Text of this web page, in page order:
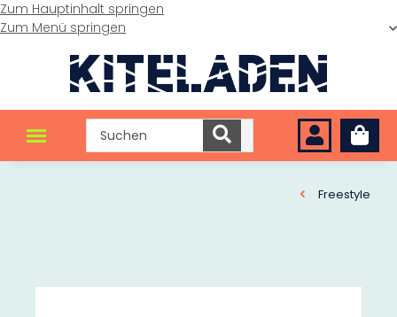
Zum Hauptinhalt springen
Zum Menü springen
Freestyle